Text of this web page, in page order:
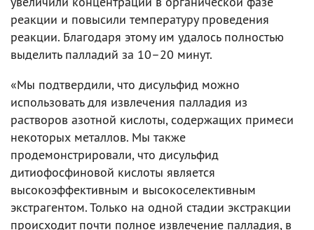
реакции и повысили температуру проведения
реакции. Благодаря этому им удалось полностью
выделить палладий за 10–20 минут.
«Мы подтвердили, что дисульфид можно
использовать для извлечения палладия из
растворов азотной кислоты, содержащих примеси
некоторых металлов. Мы также
продемонстрировали, что дисульфид
дитиофосфиновой кислоты является
высокоэффективным и высокоселективным
экстрагентом. Только на одной стадии экстракции
происходит почти полное извлечение палладия, в